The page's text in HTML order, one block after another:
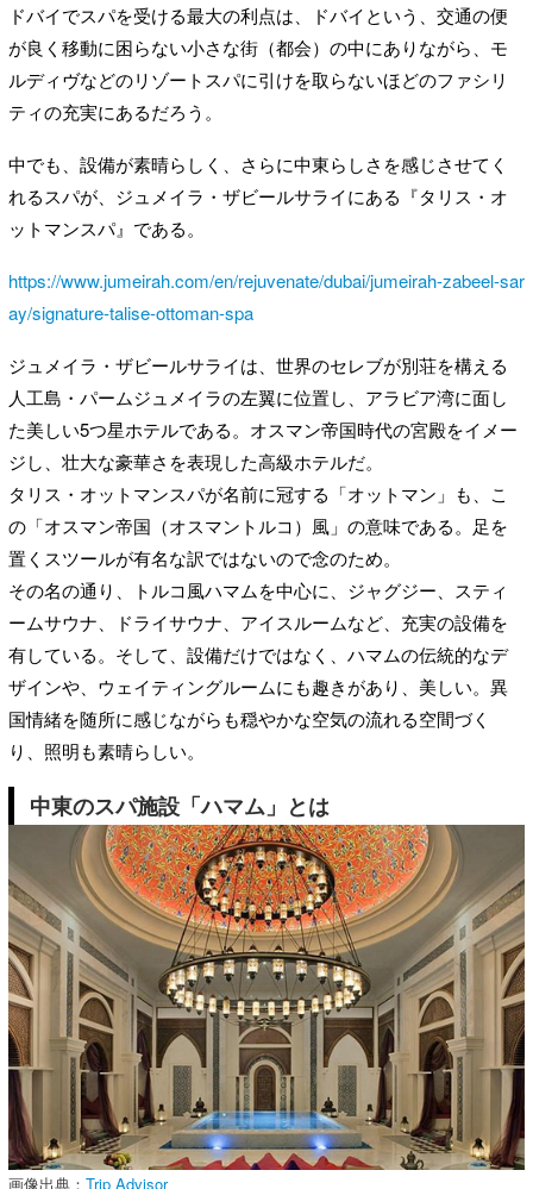
ドバイでスパを受ける最大の利点は、ドバイという、交通の便
が良く移動に困らない小さな街（都会）の中にありながら、モ
ルディヴなどのリゾートスパに引けを取らないほどのファシリ
ティの充実にあるだろう。
中でも、設備が素晴らしく、さらに中東らしさを感じさせてく
れるスパが、ジュメイラ・ザビールサライにある『タリス・オ
ットマンスパ』である。
https://www.jumeirah.com/en/rejuvenate/dubai/jumeirah-zabeel-sar
ay/signature-talise-ottoman-spa
ジュメイラ・ザビールサライは、世界のセレブが別荘を構える
人工島・パームジュメイラの左翼に位置し、アラビア湾に面し
た美しい5つ星ホテルである。オスマン帝国時代の宮殿をイメー
ジし、壮大な豪華さを表現した高級ホテルだ。
タリス・オットマンスパが名前に冠する「オットマン」も、こ
の「オスマン帝国（オスマントルコ）風」の意味である。足を
置くスツールが有名な訳ではないので念のため。
その名の通り、トルコ風ハマムを中心に、ジャグジー、スティ
ームサウナ、ドライサウナ、アイスルームなど、充実の設備を
有している。そして、設備だけではなく、ハマムの伝統的なデ
ザインや、ウェイティングルームにも趣きがあり、美しい。異
国情緒を随所に感じながらも穏やかな空気の流れる空間づく
り、照明も素晴らしい。
中東のスパ施設「ハマム」とは
画像出典： Trip Advisor